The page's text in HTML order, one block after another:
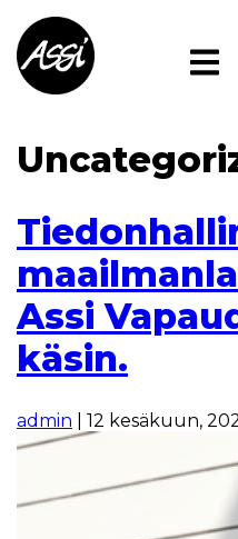
the
content
Assi
käsin.
admin 12 kesäkuun,